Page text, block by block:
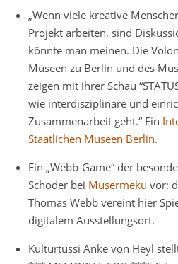
„Wenn viele kreative
Projekt arbeiten, sind
könnte man meinen. Die
Museen zu Berlin und des
zeigen mit ihrer Schau
wie interdisziplinäre und
Zusammenarbeit geht.“ Ein
Staatlichen Museen Berlin.
Ein „Webb-Game“ der
Schoder bei Musermeku vor:
Thomas Webb vereint hier
digitalem Ausstellungsort.
Kulturtussi Anke von Heyl